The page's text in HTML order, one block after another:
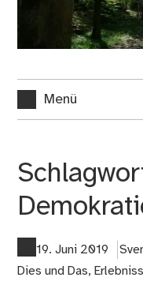
Menü
19. Juni 2019
Dies und Das,